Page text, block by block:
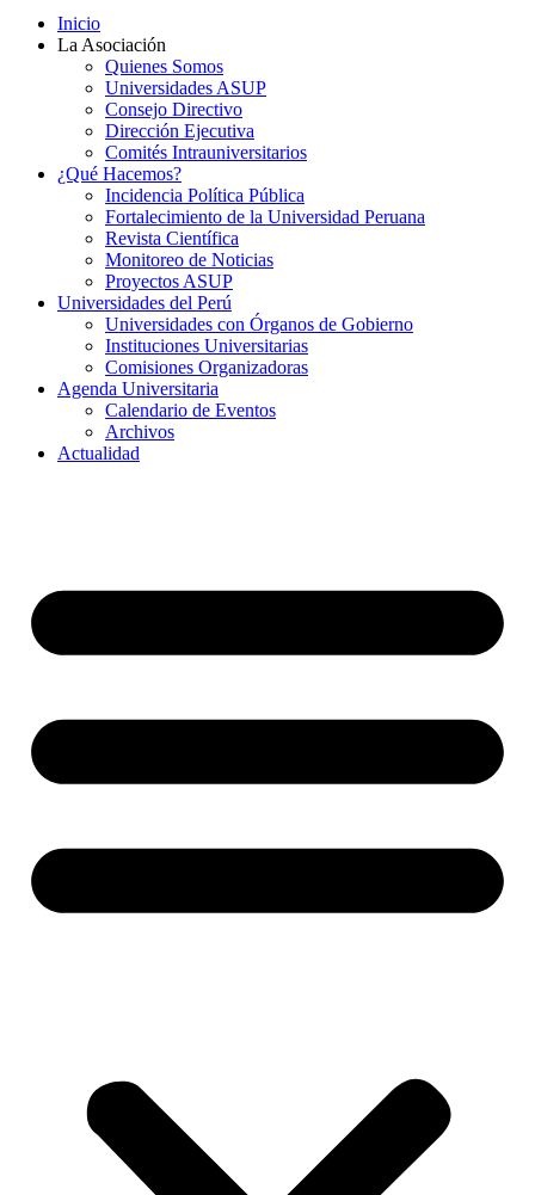
Inicio
La Asociación
Quienes Somos
Universidades ASUP
Consejo Directivo
Dirección Ejecutiva
Comités Intrauniversitarios
¿Qué Hacemos?
Incidencia Política Pública
Fortalecimiento de la Universidad Peruana
Revista Científica
Monitoreo de Noticias
Proyectos ASUP
Universidades del Perú
Universidades con Órganos de Gobierno
Instituciones Universitarias
Comisiones Organizadoras
Agenda Universitaria
Calendario de Eventos
Archivos
Actualidad